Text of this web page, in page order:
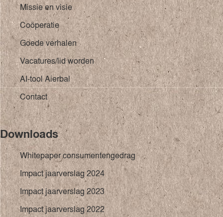
Missie en visie
Coöperatie
Goede verhalen
Vacatures/lid worden
AI-tool Aierbal
Contact
Downloads
Whitepaper consumentengedrag
Impact jaarverslag 2024
Impact jaarverslag 2023
Impact jaarverslag 2022